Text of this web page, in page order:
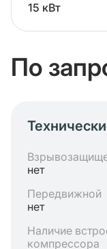
15 кВт
По
нет
Передвижной
нет
Наличие
компрессора